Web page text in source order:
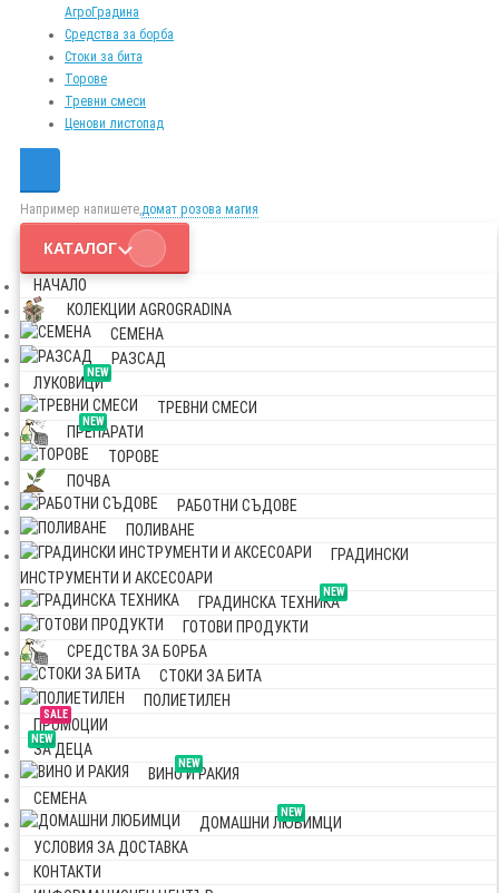
АгроГрадина
Средства за борба
Стоки за бита
Торове
Тревни смеси
Ценови листопад
Например напишете,домат розова магия
КАТАЛОГ
НАЧАЛО
КОЛЕКЦИИ AGROGRADINA
СЕМЕНА
РАЗСАД
NEW
ЛУКОВИЦИ
ТРЕВНИ СМЕСИ
NEW
ПРЕПАРАТИ
ТОРОВЕ
ПОЧВА
РАБОТНИ СЪДОВЕ
ПОЛИВАНЕ
ГРАДИНСКИ
ИНСТРУМЕНТИ И АКСЕСОАРИ
NEW
ГРАДИНСКА ТЕХНИКА
ГОТОВИ ПРОДУКТИ
СРЕДСТВА ЗА БОРБА
СТОКИ ЗА БИТА
ПОЛИЕТИЛЕН
SALE
ПРОМОЦИИ
NEW
ЗА ДЕЦА
NEW
ВИНО И РАКИЯ
СЕМЕНА
NEW
ДОМАШНИ ЛЮБИМЦИ
УСЛОВИЯ ЗА ДОСТАВКА
КОНТАКТИ